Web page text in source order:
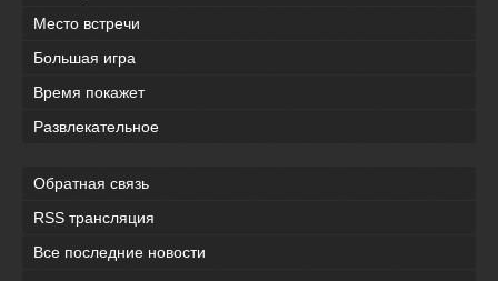
Место встречи
Большая игра
Время покажет
Развлекательное
Обратная связь
RSS трансляция
Все последние новости